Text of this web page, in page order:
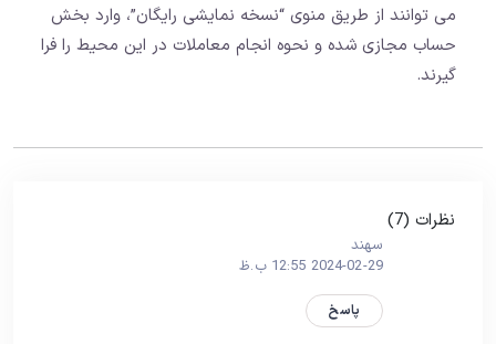
می توانند از طریق منوی “نسخه نمایشی رایگان”، وارد بخش
حساب مجازی شده و نحوه انجام معاملات در این محیط را فرا
گیرند.
نظرات (7)
سهند
2024-02-29 12:55 ب.ظ
پاسخ